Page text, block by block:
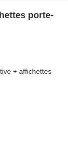
porte-